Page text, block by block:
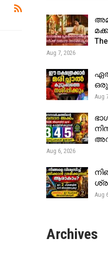
Aug 7, 2026
ഏത്
Aug
Aug 6, 2026
Aug
Archives